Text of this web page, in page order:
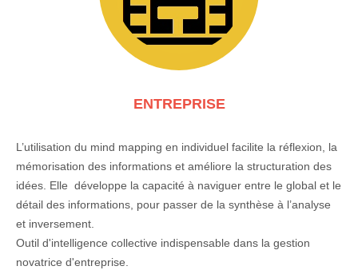
ENTREPRISE
L’utilisation du mind mapping en individuel facilite la réflexion, la
mémorisation des informations et améliore la structuration des
idées. Elle développe la capacité à naviguer entre le global et le
détail des informations, pour passer de la synthèse à l’analyse
et inversement.
Outil d'intelligence collective indispensable dans la gestion
novatrice d'entreprise.